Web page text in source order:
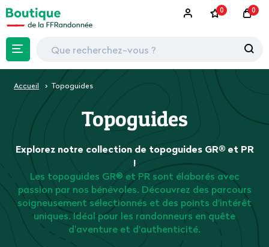
0 0
Accueil Topoguides
Topoguides
Explorez notre collection de topoguides GR® et PR
!
Les topoguides GR® et PR sont élaborés avec
passion par nos bénévoles. Découvrez des parcours
soigneusement sélectionnés et des points d'intérêt
uniques. Idéal pour les randonneurs en quête
d'aventure et d'authenticité.